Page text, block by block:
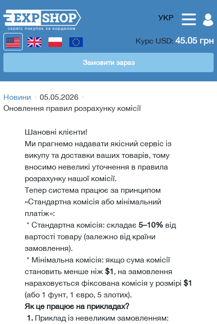
УКР
Курс USD: 45.05 грн
Замовити зараз
Новини
05.05.2026
Оновлення правил розрахунку комісії
Шановні клієнти!
Ми прагнемо надавати якісний сервіс із
викупу та доставки ваших товарів, тому
вносимо невеликі уточнення в правила
розрахунку нашої комісії.
Тепер система працює за принципом
«Стандартна комісія або мінімальний
платіж»:
* Стандартна комісія: складає 5–10% від
вартості товару (залежно від країни
замовлення).
* Мінімальна комісія: якщо сума комісії
становить менше ніж $1, на замовлення
нараховується фіксована комісія у розмірі $1
(або 1 фунт, 1 євро, 5 злотих).
Як це працює на прикладах?
1. Приклад із невеликим замовленням: